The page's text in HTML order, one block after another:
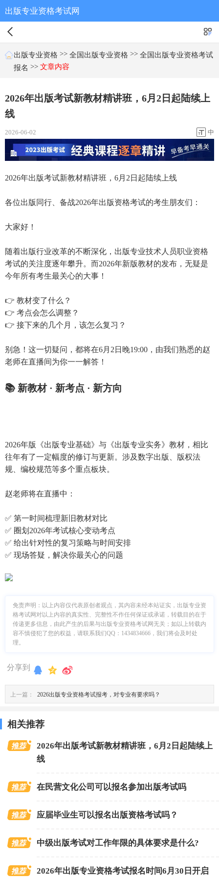
出版专业资格考试网
出版专业资格 >> 全国出版专业资格 >> 全国出版专业资格考试
报名 >> 文章内容
2026年出版考试新教材精讲班，6月2日起陆续上
线
2026-06-02 中
2026年出版考试新教材精讲班，6月2日起陆续上线
各位出版同行、备战2026年出版资格考试的考生朋友们：
大家好！
随着出版行业改革的不断深化，出版专业技术人员职业资格
考试的关注度逐年攀升。而2026年新版教材的发布，无疑是
今年所有考生最关心的大事！
👉 教材变了什么？
👉 考点会怎么调整？
👉 接下来的几个月，该怎么复习？
别急！这一切疑问，都将在6月2日晚19:00，由我们熟悉的赵
老师在直播间为你一一解答！
📚 新教材 · 新考点 · 新方向
2026年版《出版专业基础》与《出版专业实务》教材，相比
往年有了一定幅度的修订与更新。涉及数字出版、版权法
规、编校规范等多个重点板块。
赵老师将在直播中：
✅ 第一时间梳理新旧教材对比
✅ 圈划2026年考试核心变动考点
✅ 给出针对性的复习策略与时间安排
✅ 现场答疑，解决你最关心的问题
免责声明： 以上内容仅代表原创者观点，其内容未经本站证实，出版专业资
格考试网对以上内容的真实性、完整性不作任何保证或承诺，转载目的在于
传递更多信息，由此产生的后果与出版专业资格考试网无关；如以上转载内
容不慎侵犯了您的权益，请联系我们QQ：1434834666，我们将会及时处
理。
分享到
上一篇： 2026出版专业资格考试报考，对专业有要求吗？
相关推荐
2026年出版考试新教材精讲班，6月2日起陆续上
线
在民营文化公司可以报名参加出版考试吗
应届毕业生可以报名出版资格考试吗？
中级出版考试对工作年限的具体要求是什么?
2026年出版专业资格考试报名时间6月30日开启